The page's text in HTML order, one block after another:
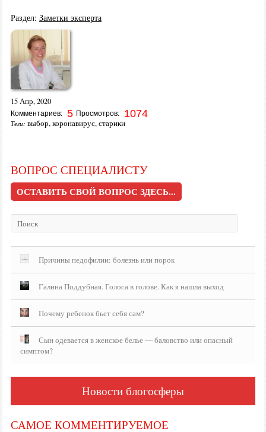
Раздел: Заметки эксперта
15 Апр, 2020
Комментариев: 5 Просмотров: 1074
Теги: выбор,коронавирус,старики
ВОПРОС СПЕЦИАЛИСТУ
ОСТАВИТЬ СВОЙ ВОПРОС ЗДЕСЬ...
Причины педофилии: болезнь или порок
Галина Поддубная. Голоса в голове. Как я нашла выход
Почему ребенок бьет себя сам?
Сын одевается в женское белье — баловство или опасный
симптом?
Новости блогосферы
САМОЕ КОММЕНТИРУЕМОЕ